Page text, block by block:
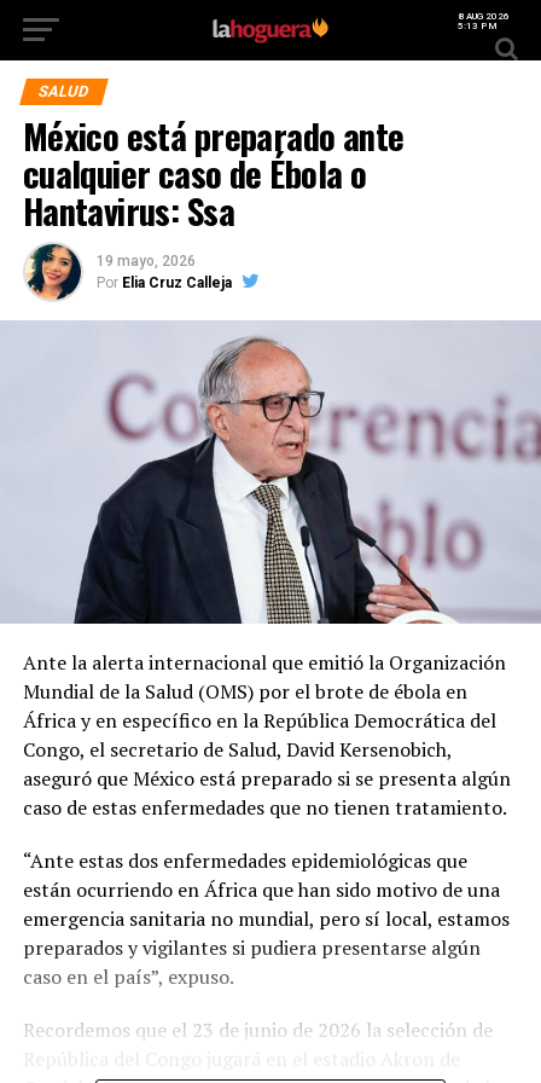
8 AUG 2026
5:13 PM
SALUD
México está preparado ante
cualquier caso de Ébola o
Hantavirus: Ssa
19 mayo, 2026
Por Elia Cruz Calleja
Ante la alerta internacional que emitió la Organización
Mundial de la Salud (OMS) por el brote de ébola en
África y en específico en la República Democrática del
Congo, el secretario de Salud, David Kersenobich,
aseguró que México está preparado si se presenta algún
caso de estas enfermedades que no tienen tratamiento.
“Ante estas dos enfermedades epidemiológicas que
están ocurriendo en África que han sido motivo de una
emergencia sanitaria no mundial, pero sí local, estamos
preparados y vigilantes si pudiera presentarse algún
caso en el país”, expuso.
Recordemos que el 23 de junio de 2026 la selección de